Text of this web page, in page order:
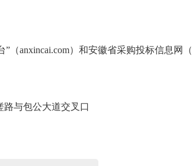
”（anxincai.com） 和安徽省采购投标信息网（
与包公大道交叉口